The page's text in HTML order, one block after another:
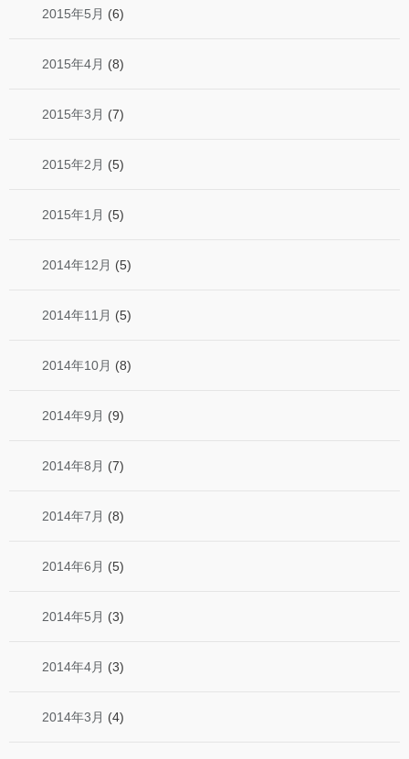
2015年5月 (6)
2015年4月 (8)
2015年3月 (7)
2015年2月 (5)
2015年1月 (5)
2014年12月 (5)
2014年11月 (5)
2014年10月 (8)
2014年9月 (9)
2014年8月 (7)
2014年7月 (8)
2014年6月 (5)
2014年5月 (3)
2014年4月 (3)
2014年3月 (4)